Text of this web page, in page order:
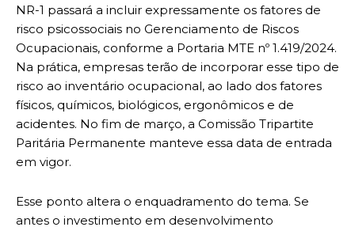
NR-1 passará a incluir expressamente os fatores de
risco psicossociais no Gerenciamento de Riscos
Ocupacionais, conforme a Portaria MTE nº 1.419/2024.
Na prática, empresas terão de incorporar esse tipo de
risco ao inventário ocupacional, ao lado dos fatores
físicos, químicos, biológicos, ergonômicos e de
acidentes. No fim de março, a Comissão Tripartite
Paritária Permanente manteve essa data de entrada
em vigor.
Esse ponto altera o enquadramento do tema. Se
antes o investimento em desenvolvimento